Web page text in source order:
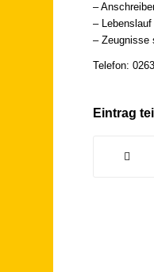
–
– Lebenslauf
– Zeugnisse
Telefon:
Eintrag